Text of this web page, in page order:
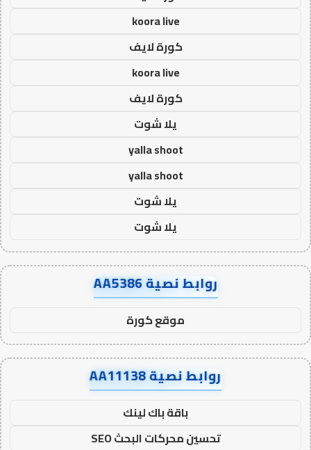
koora live
كورة لايف
koora live
كورة لايف
يلا شوت
yalla shoot
yalla shoot
يلا شوت
يلا شوت
روابط نصية AA5386
موقع كورة
روابط نصية AA11138
باقة باك لينك
تحسين محركات البحث SEO